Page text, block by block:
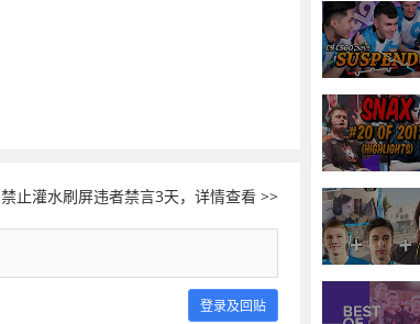
禁止灌水刷屏违者禁言3天，详情查看 >>
登录及回贴